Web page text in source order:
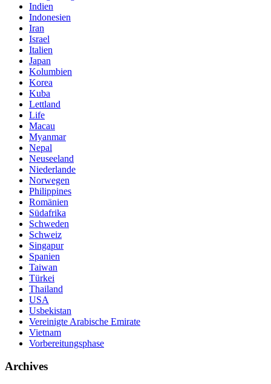
Indien
Indonesien
Iran
Israel
Italien
Japan
Kolumbien
Korea
Kuba
Lettland
Life
Macau
Myanmar
Nepal
Neuseeland
Niederlande
Norwegen
Philippines
Romänien
Südafrika
Schweden
Schweiz
Singapur
Spanien
Taiwan
Türkei
Thailand
USA
Usbekistan
Vereinigte Arabische Emirate
Vietnam
Vorbereitungsphase
Archives